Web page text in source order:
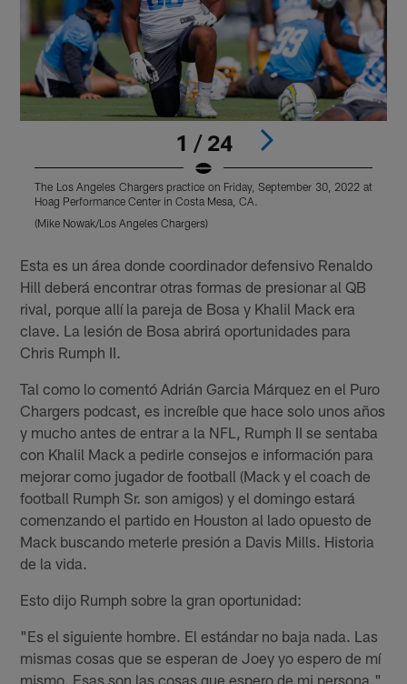
1 / 24
The Los Angeles Chargers practice on Friday, September 30, 2022 at
Hoag Performance Center in Costa Mesa, CA.
(Mike Nowak/Los Angeles Chargers)
Esta es un área donde coordinador defensivo Renaldo
Hill deberá encontrar otras formas de presionar al QB
rival, porque allí la pareja de Bosa y Khalil Mack era
clave. La lesión de Bosa abrirá oportunidades para
Chris Rumph II.
Tal como lo comentó Adrián Garcia Márquez en el Puro
Chargers podcast, es increíble que hace solo unos años
y mucho antes de entrar a la NFL, Rumph II se sentaba
con Khalil Mack a pedirle consejos e información para
mejorar como jugador de football (Mack y el coach de
football Rumph Sr. son amigos) y el domingo estará
comenzando el partido en Houston al lado opuesto de
Mack buscando meterle presión a Davis Mills. Historia
de la vida.
Esto dijo Rumph sobre la gran oportunidad:
"Es el siguiente hombre. El estándar no baja nada. Las
mismas cosas que se esperan de Joey yo espero de mí
mismo. Esas son las cosas que espero de mi persona."